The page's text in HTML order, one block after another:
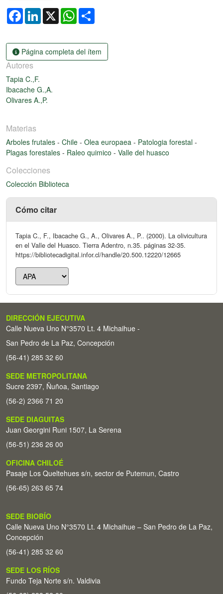
FacebookLinkedIn
X WhatsApp
Página completa del ítem
Autores
Tapia C.,F.
Ibacache G.,A.
Olivares A.,P.
Materias
Arboles frutales - Chile - Olea europaea - Patologia forestal -
Plagas forestales - Raleo quimico - Valle del huasco
Colecciones
Colección Biblioteca
Cómo citar
Tapia C., F., Ibacache G., A., Olivares A., P.. (2000). La olivicultura
en el Valle del Huasco. Tierra Adentro, n.35. páginas 32-35.
https://bibliotecadigital.infor.cl/handle/20.500.12220/12665
DIRECCIÓN EJECUTIVA
Calle Nueva Uno N°3570 Lt. 4 Michaihue -
San Pedro de La Paz, Concepción
(56-41) 285 32 60
SEDE METROPOLITANA
Sucre 2397, Ñuñoa, Santiago
(56-2) 2366 71 20
SEDE DIAGUITAS
Juan Georgini Runi 1507, La Serena
(56-51) 236 26 00
OFICINA CHILOÉ
Pasaje Los Queltehues s/n, sector de Putemun, Castro
(56-65) 263 65 74
SEDE BIOBÍO
Calle Nueva Uno N°3570 Lt. 4 Michaihue – San Pedro de La Paz,
Concepción
(56-41) 285 32 60
SEDE LOS RÍOS
Fundo Teja Norte s/n. Valdivia